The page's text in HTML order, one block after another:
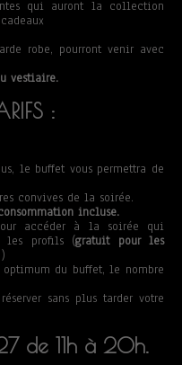
qui auront la collection
robe, pourront venir avec
vestiaire.
:
le buffet vous permettra de
convives de la soirée.
incluse.
accéder à la soirée qui
les profils (gratuit pour les
)
optimum du buffet, le nombre
sans plus tarder votre
de 11h à 20h.